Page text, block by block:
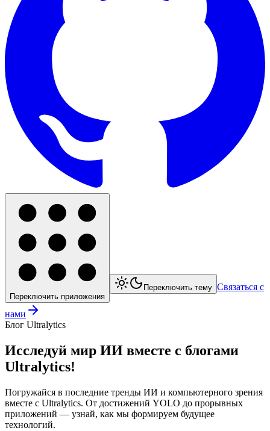
Переключить приложения
Переключить тему Связаться с
нами
Блог Ultralytics
Исследуй мир ИИ вместе с блогами
Ultralytics!
Погружайся в последние тренды ИИ и компьютерного зрения
вместе с Ultralytics. От достижений YOLO до прорывных
приложений — узнай, как мы формируем будущее
технологий.